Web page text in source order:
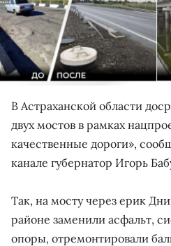
В Астраханской области
двух мостов в рамках
качественные дороги»,
канале губернатор Игорь
Так, на мосту через ерик
районе заменили асфальт,
опоры, отремонтировали